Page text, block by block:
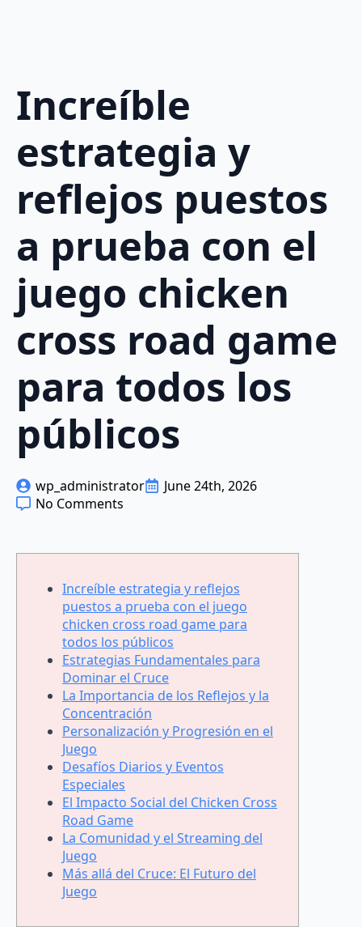
Increíble
estrategia y
reflejos puestos
a prueba con el
juego chicken
cross road game
para todos los
públicos
wp_administrator
June 24th, 2026
No Comments
Increíble estrategia y reflejos
puestos a prueba con el juego
chicken cross road game para
todos los públicos
Estrategias Fundamentales para
Dominar el Cruce
La Importancia de los Reflejos y la
Concentración
Personalización y Progresión en el
Juego
Desafíos Diarios y Eventos
Especiales
El Impacto Social del Chicken Cross
Road Game
La Comunidad y el Streaming del
Juego
Más allá del Cruce: El Futuro del
Juego